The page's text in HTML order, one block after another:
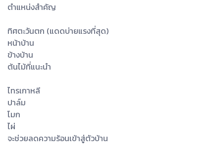
ตำแหน่งสำคัญ
ทิศตะวันตก (แดดบ่ายแรงที่สุด)
หน้าบ้าน
ข้างบ้าน
ต้นไม้ที่แนะนำ
ไทรเกาหลี
ปาล์ม
โมก
ไผ่
จะช่วยลดความร้อนเข้าสู่ตัวบ้าน